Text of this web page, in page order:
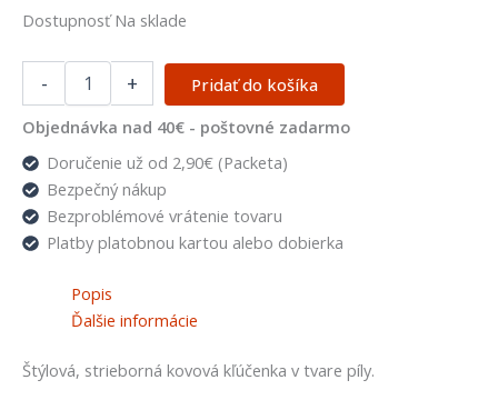
Dostupnosť Na sklade
- +
Pridať do košíka
Objednávka nad 40€ - poštovné zadarmo
Doručenie už od 2,90€ (Packeta)
Bezpečný nákup
Bezproblémové vrátenie tovaru
Platby platobnou kartou alebo dobierka
Popis
Ďalšie informácie
Štýlová, strieborná kovová kľúčenka v tvare píly.